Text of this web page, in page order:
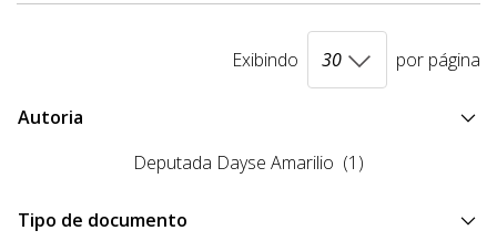
Exibindo por página
Autoria
Deputada Dayse Amarilio (1)
Tipo de documento